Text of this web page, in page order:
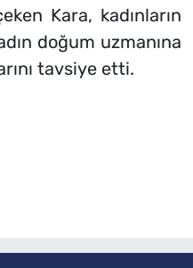
Kara, kadınların
doğum uzmanına
tavsiye etti.